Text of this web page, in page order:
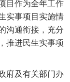
作为全年工作
实事项目实施情
沟通衔接，充分
推进民生实事项
及有关部门办